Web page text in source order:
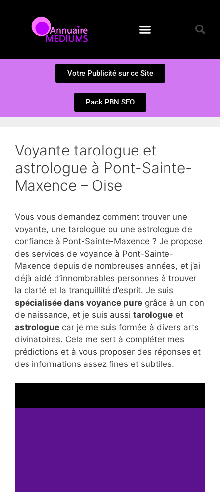
Votre Publicité sur ce Site
Pack PBN SEO
Voyante tarologue et
astrologue à Pont-Sainte-
Maxence – Oise
Vous vous demandez comment trouver une
voyante, une tarologue ou une astrologue de
confiance à Pont-Sainte-Maxence ? Je propose
des services de voyance à Pont-Sainte-
Maxence depuis de nombreuses années, et j’ai
déjà aidé d’innombrables personnes à trouver
la clarté et la tranquillité d’esprit. Je suis
spécialisée dans voyance pure grâce à un don
de naissance, et je suis aussi tarologue et
astrologue car je me suis formée à divers arts
divinatoires. Cela me sert à compléter mes
prédictions et à vous proposer des réponses et
des informations assez fines et subtiles.